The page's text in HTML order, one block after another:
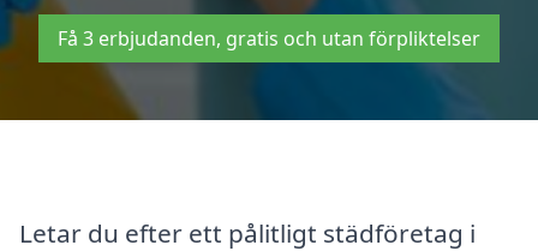
Få 3 erbjudanden, gratis och utan förpliktelser
Letar du efter ett pålitligt städföretag i